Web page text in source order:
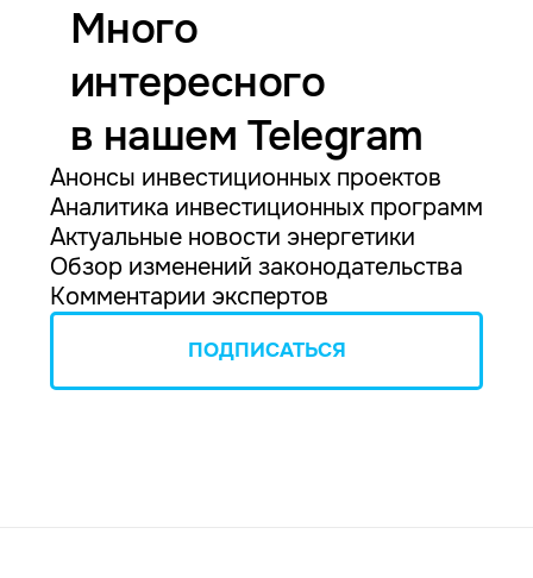
Много
интересного
в нашем Telegram
Анонсы инвестиционных проектов
Аналитика инвестиционных программ
Актуальные новости энергетики
Обзор изменений законодательства
Комментарии экспертов
ПОДПИСАТЬСЯ